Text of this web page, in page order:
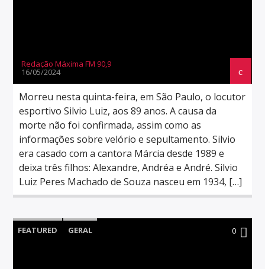
Redação Máxima FM 90,9
16/05/2024
Morreu nesta quinta-feira, em São Paulo, o locutor
esportivo Silvio Luiz, aos 89 anos. A causa da
morte não foi confirmada, assim como as
informações sobre velório e sepultamento. Silvio
era casado com a cantora Márcia desde 1989 e
deixa três filhos: Alexandre, Andréa e André. Silvio
Luiz Peres Machado de Souza nasceu em 1934, […]
FEATURED GERAL 0